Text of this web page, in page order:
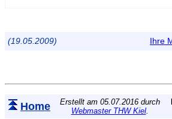
(19.05.2009) Ihre
Home
Erstellt am 05.07.2016 durch
Webmaster THW Kiel.